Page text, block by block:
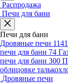
Распродажа
Печи для бани
Печи для бани
Дровяные печи 1141
печи для бани 74
печи для бани 300
облицовке
Дровяные печи